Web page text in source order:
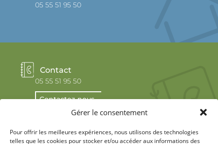
Gérer le consentement
Pour offrir les meilleures expériences, nous utilisons des technologies
telles que les cookies pour stocker et/ou accéder aux informations des
05 55 51 95 50
Contact
05 55 51 95 50
Contactez-nous